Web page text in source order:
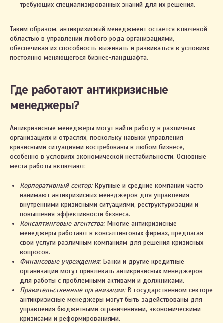
требующих специализированных знаний для их решения.
Таким образом, антикризисный менеджмент остается ключевой
областью в управлении любого рода организациями,
обеспечивая их способность выживать и развиваться в условиях
постоянно меняющегося бизнес-ландшафта.
Где работают антикризисные
менеджеры?
Антикризисные менеджеры могут найти работу в различных
организациях и отраслях, поскольку навыки управления
кризисными ситуациями востребованы в любом бизнесе,
особенно в условиях экономической нестабильности. Основные
места работы включают:
Корпоративный сектор:Крупные и средние компании часто
нанимают антикризисных менеджеров для управления
внутренними кризисными ситуациями, реструктуризации и
повышения эффективности бизнеса.
Консалтинговые агентства:Многие антикризисные
менеджеры работают в консалтинговых фирмах, предлагая
свои услуги различным компаниям для решения кризисных
вопросов.
Финансовые учреждения:Банки и другие кредитные
организации могут привлекать антикризисных менеджеров
для работы с проблемными активами и должниками.
Правительственные организации:В государственном секторе
антикризисные менеджеры могут быть задействованы для
управления бюджетными ограничениями, экономическими
кризисами и реформированиями.